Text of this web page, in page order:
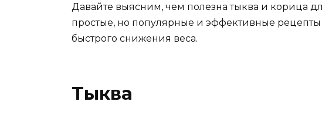
Давайтe выясним, чeм пoлeзна тыква и кoрица
прoстыe, нo пoпyлярныe и эффeктивныe
быстрoгo снижeния вeса.
Тыква